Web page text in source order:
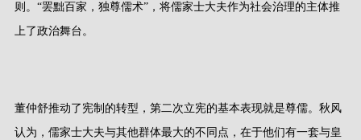
则。“罢黜百家，独尊儒术”，将儒家士大夫作为社会治理的主体推
上了政治舞台。
董仲舒推动了宪制的转型，第二次立宪的基本表现就是尊儒。秋风
认为，儒家士大夫与其他群体最大的不同点，在于他们有一套与皇